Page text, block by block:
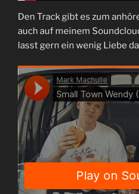
Den Track gibt es zum
auch auf meinem
lasst gern ein wenig Liebe